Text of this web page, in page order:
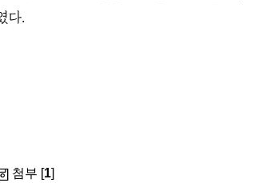
다.
첨부 [1]